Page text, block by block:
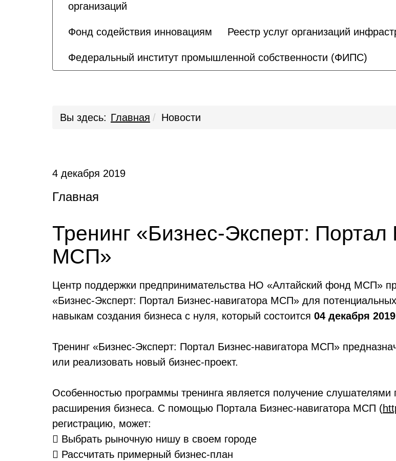
организаций
Фонд содействия инновациям Реестр услуг организаций
Федеральный институт промышленной собственности (ФИПС)
Вы здесь: Главная Новости
4 декабря 2019
Главная
Тренинг «Бизнес-Эксперт: Портал
МСП»
Центр поддержки предпринимательства НО «Алтайский фонд МСП»
«Бизнес-Эксперт: Портал Бизнес-навигатора МСП» для
навыкам создания бизнеса с нуля, который состоится 04 декабря
Тренинг «Бизнес-Эксперт: Портал Бизнес-навигатора МСП»
или реализовать новый бизнес-проект.
Особенностью программы тренинга является получение слушателями
расширения бизнеса. С помощью Портала Бизнес-навигатора МСП (
регистрацию, может:
 Выбрать рыночную нишу в своем городе
 Рассчитать примерный бизнес-план